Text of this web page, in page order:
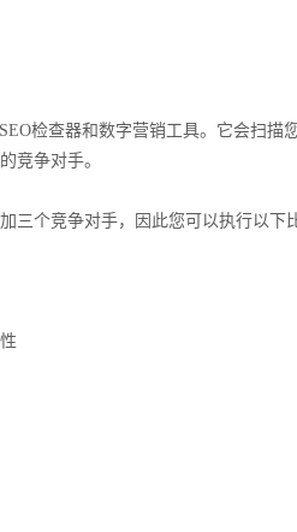
检查器和数字营销工具。它会扫
竞争对手。
三个竞争对手，因此您可以执行以下